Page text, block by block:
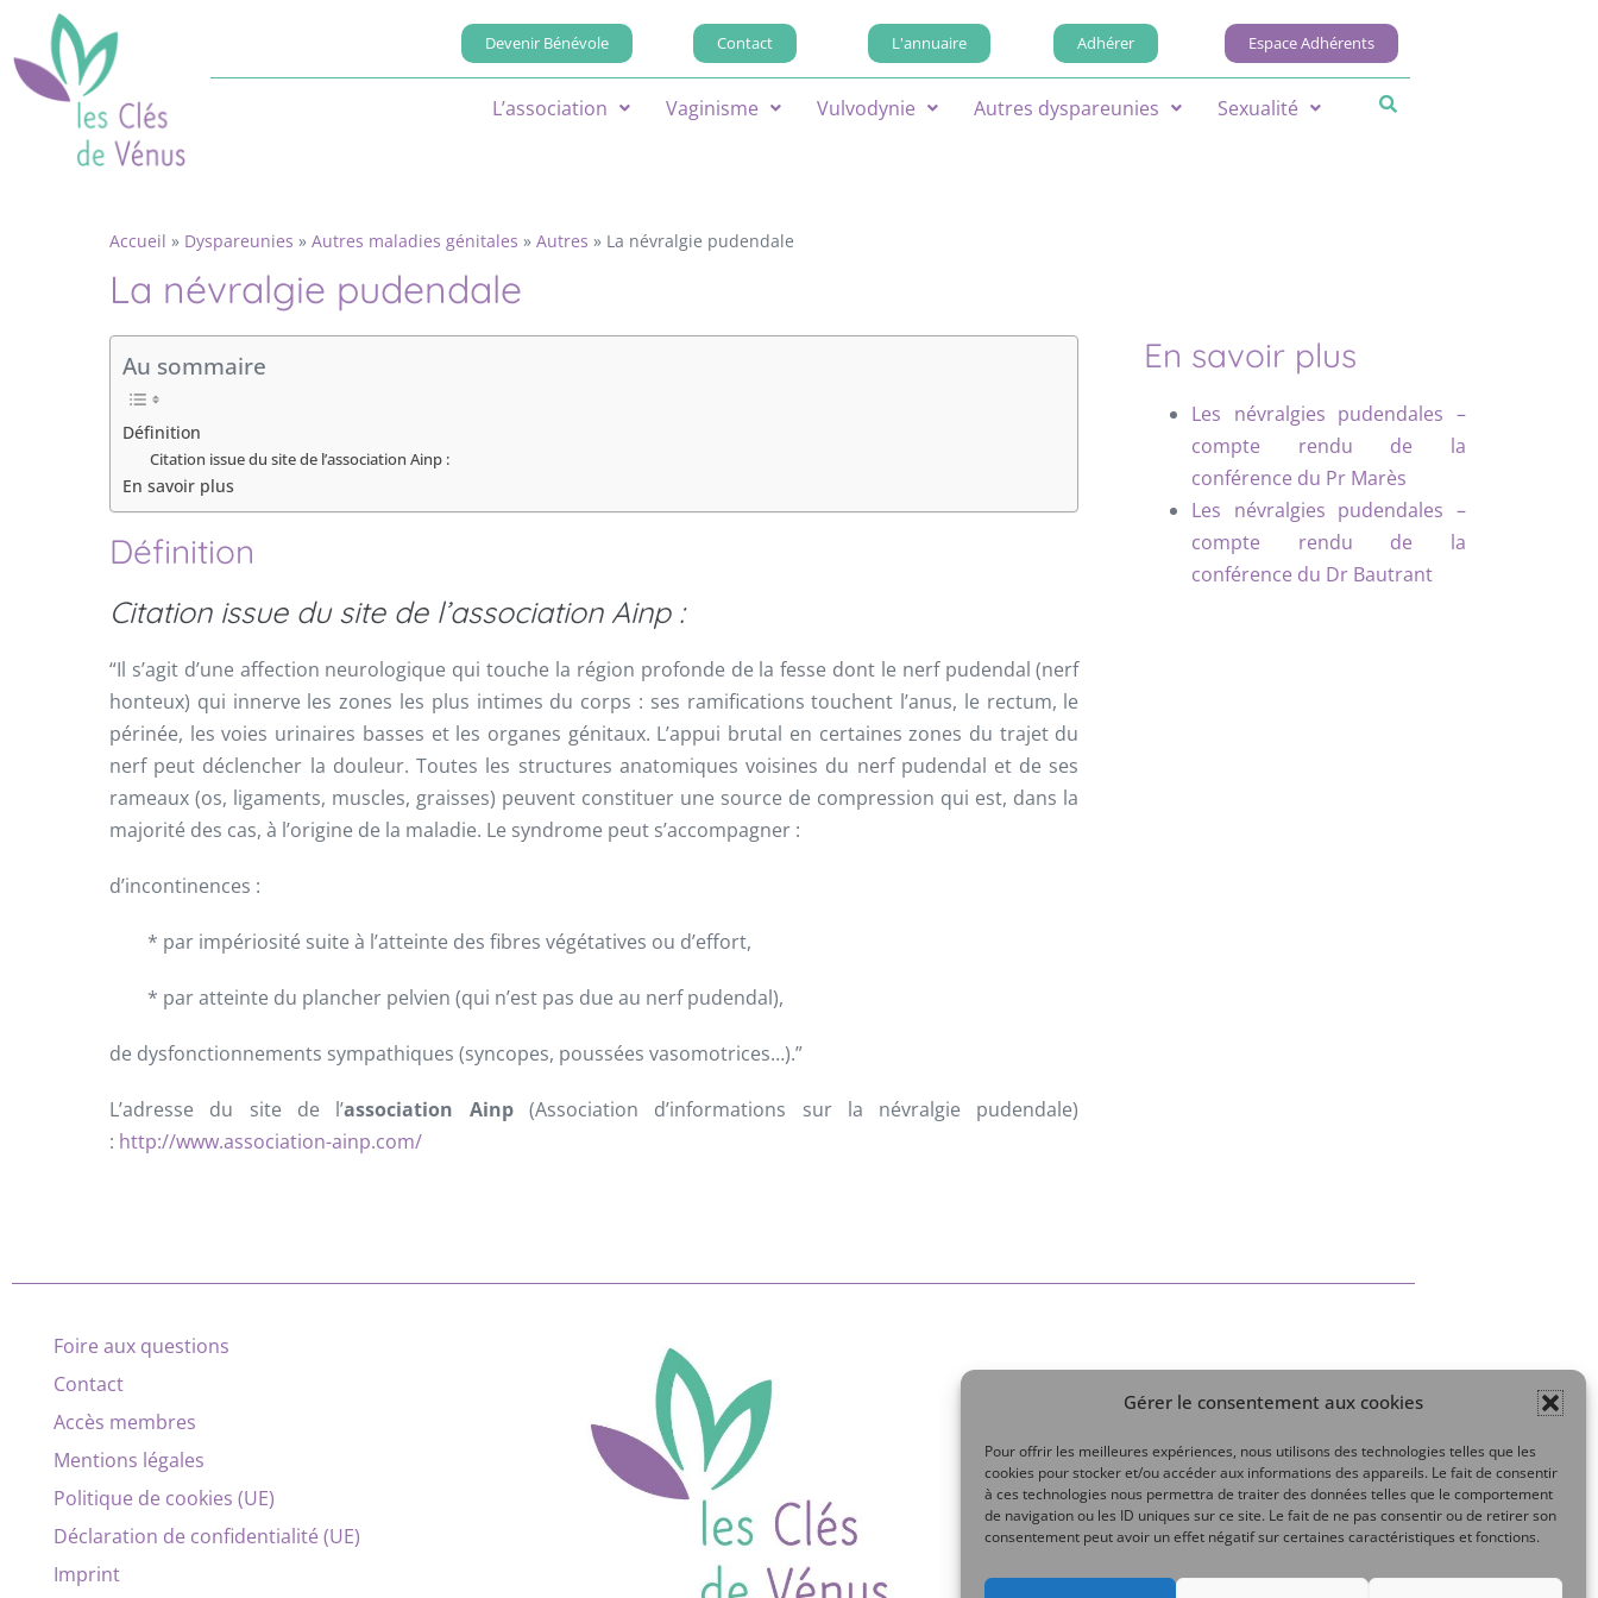
Gérer le consentement aux cookies
Pour offrir les meilleures expériences, nous utilisons des technologies telles que les
cookies pour stocker et/ou accéder aux informations des appareils. Le fait de consentir
à ces technologies nous permettra de traiter des données telles que le comportement
de navigation ou les ID uniques sur ce site. Le fait de ne pas consentir ou de retirer son
consentement peut avoir un effet négatif sur certaines caractéristiques et fonctions.
Devenir Bénévole Contact L'annuaire Adhérer Espace Adhérents
L’association Vaginisme Vulvodynie Autres dyspareunies Sexualité
Accueil » Dyspareunies » Autres maladies génitales » Autres » La névralgie pudendale
La névralgie pudendale
Au sommaire
Définition
Citation issue du site de l’association Ainp :
En savoir plus
Définition
Citation issue du site de l’association Ainp :
“Il s’agit d’une affection neurologique qui touche la région profonde de la fesse dont le nerf pudendal (nerf
honteux) qui innerve les zones les plus intimes du corps : ses ramifications touchent l’anus, le rectum, le
périnée, les voies urinaires basses et les organes génitaux. L’appui brutal en certaines zones du trajet du
nerf peut déclencher la douleur. Toutes les structures anatomiques voisines du nerf pudendal et de ses
rameaux (os, ligaments, muscles, graisses) peuvent constituer une source de compression qui est, dans la
majorité des cas, à l’origine de la maladie. Le syndrome peut s’accompagner :
d’incontinences :
* par impériosité suite à l’atteinte des fibres végétatives ou d’effort,
* par atteinte du plancher pelvien (qui n’est pas due au nerf pudendal),
de dysfonctionnements sympathiques (syncopes, poussées vasomotrices…).”
L’adresse du site de l’association Ainp(Association d’informations sur la névralgie pudendale)
: http://www.association-ainp.com/
En savoir plus
Les névralgies pudendales –
compte rendu de la
conférence du Pr Marès
Les névralgies pudendales –
compte rendu de la
conférence du Dr Bautrant
Foire aux questions
Contact
Accès membres
Mentions légales
Politique de cookies (UE)
Déclaration de confidentialité (UE)
Imprint
Mon compte